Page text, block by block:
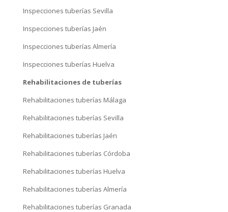
Inspecciones tuberías Sevilla
Inspecciones tuberías Jaén
Inspecciones tuberías Almería
Inspecciones tuberías Huelva
Rehabilitaciones de tuberías
Rehabilitaciones tuberías Málaga
Rehabilitaciones tuberías Sevilla
Rehabilitaciones tuberías Jaén
Rehabilitaciones tuberías Córdoba
Rehabilitaciones tuberías Huelva
Rehabilitaciones tuberías Almería
Rehabilitaciones tuberías Granada